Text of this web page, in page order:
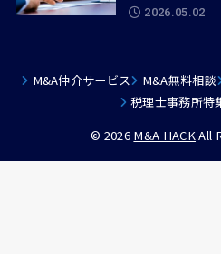
2026.05.02
M&A仲介サービス M&A無料相談
税理士事務所特
© 2026 M&A HACKAll